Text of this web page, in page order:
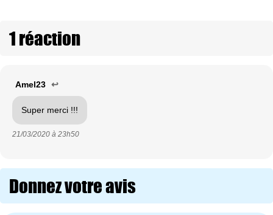
1 réaction
Amel23 ↩
Super merci !!!
21/03/2020 à 23h50
Donnez votre avis